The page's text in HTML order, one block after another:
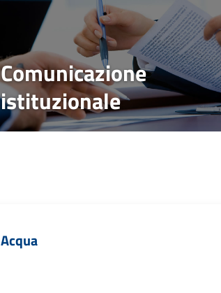
Comunicazione
istituzionale
Acqua